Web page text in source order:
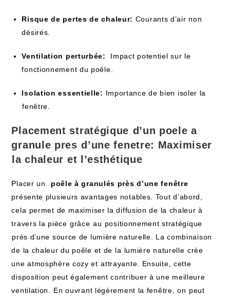
Risque de pertes de chaleur: Courants‌ d’air non
désirés.
Ventilation perturbée:
‌ Impact potentiel sur le
fonctionnement du poêle.
Isolation essentielle: Importance‍ de bien isoler la
⁣fenêtre.
Placement stratégique ⁣d’un poele a
granule pres ⁣d’une fenetre: Maximiser
⁤la chaleur‌ et​ l’esthétique
Placer un ⁢ poêle à granulés près d’une fenêtre
présente plusieurs avantages notables. Tout d’abord,
cela⁢ permet ​de⁢ maximiser la diffusion de la chaleur à
travers la pièce ⁤grâce⁤ au ⁤positionnement stratégique
⁣près d’une source ‌de lumière naturelle. ‌La combinaison
de la chaleur du poêle et de ⁢la lumière naturelle⁢ crée
une atmosphère cozy‌ et⁤ attrayante. Ensuite, cette
disposition peut​ également contribuer ‍à une meilleure
ventilation.⁤ En ouvrant légèrement la ‍fenêtre, ‌on⁤ peut